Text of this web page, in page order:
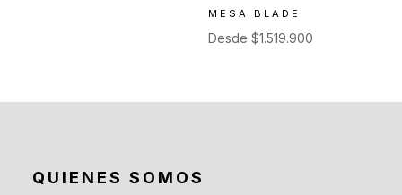
MESA BLADE
Desde$1.519.900
QUIENES SOMOS